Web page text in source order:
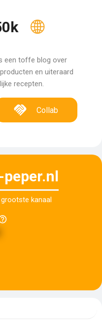
een toffe blog over
en uiteraard
recepten.
Collab
kanaal